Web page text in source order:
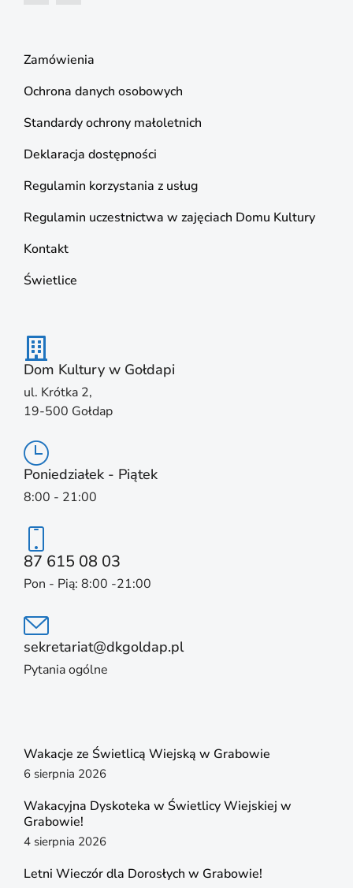
Zamówienia
Ochrona danych osobowych
Standardy ochrony małoletnich
Deklaracja dostępności
Regulamin korzystania z usług
Regulamin uczestnictwa w zajęciach Domu Kultury
Kontakt
Świetlice
Dom Kultury w Gołdapi
ul. Krótka 2,
19-500 Gołdap
Poniedziałek - Piątek
8:00 - 21:00
87 615 08 03
Pon - Pią: 8:00 -21:00
sekretariat@dkgoldap.pl
Pytania ogólne
Wakacje ze Świetlicą Wiejską w Grabowie
6 sierpnia 2026
Wakacyjna Dyskoteka w Świetlicy Wiejskiej w
Grabowie!
4 sierpnia 2026
Letni Wieczór dla Dorosłych w Grabowie!